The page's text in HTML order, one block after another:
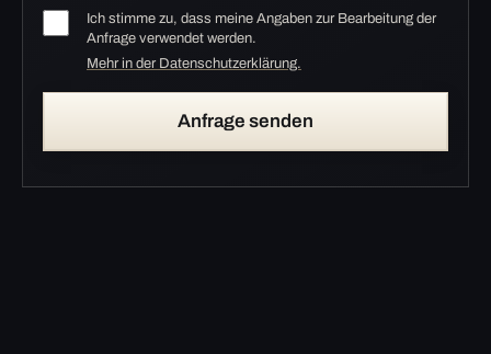
Ich stimme zu, dass meine Angaben zur Bearbeitung der
Anfrage verwendet werden.
Mehr in der Datenschutzerklärung.
Anfrage senden